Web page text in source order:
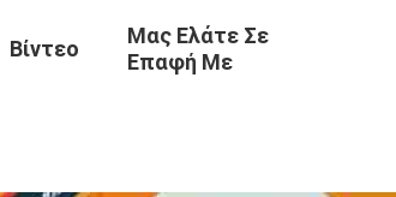
Βίντεο
Μας Ελάτε Σε
Επαφή Με